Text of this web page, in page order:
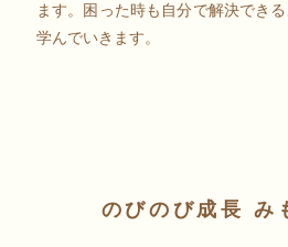
ます。困った時も自分で解決でき
学んでいきます。
のびのび成長 み